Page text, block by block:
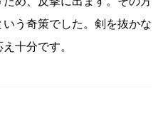
う奇策でした。剣を抜かな
十分です。